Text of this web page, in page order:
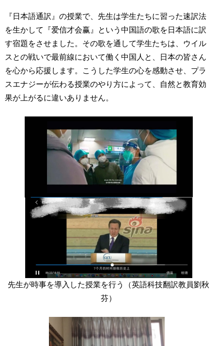
『日本語通訳』の授業で、先生は学生たちに習った速訳法
を生かして『爱信才会赢 』という中国語の歌を日本語に訳
す宿題をさせました。その歌を通して学生たちは、ウイル
スとの戦いで最前線において働く中国人と、日本の皆さん
を心から応援します。こうした学生の心を感動させ、プラ
スエナジーが伝わる授業のやり方によって、自然と教育効
果が上がるに違いありません。
先生が時事を導入した授業を行う （英語科技翻訳教員劉秋
芬）